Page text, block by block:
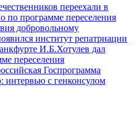
переехали в
по программе переселения
добровольному
институт репатриации
И.Б.Хотулев дал
переселения
Госпрограмма
интервью с генконсулом